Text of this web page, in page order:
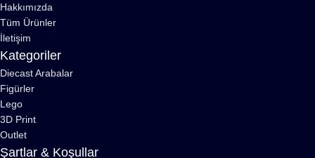
Hakkımızda
Tüm Ürünler
İletişim
Kategoriler
Diecast Arabalar
Figürler
Lego
3D Print
Outlet
Şartlar & Koşullar